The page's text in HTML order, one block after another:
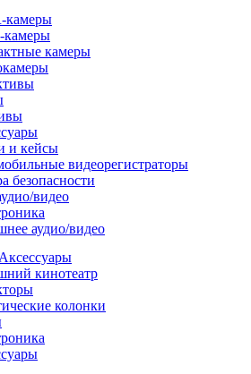
камеры
камеры
и кейсы
видеорегистраторы
безопасности
видео
аудио/видео
кинотеатр
колонки